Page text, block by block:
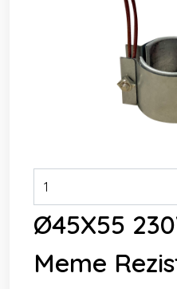
Ø45X55
Meme